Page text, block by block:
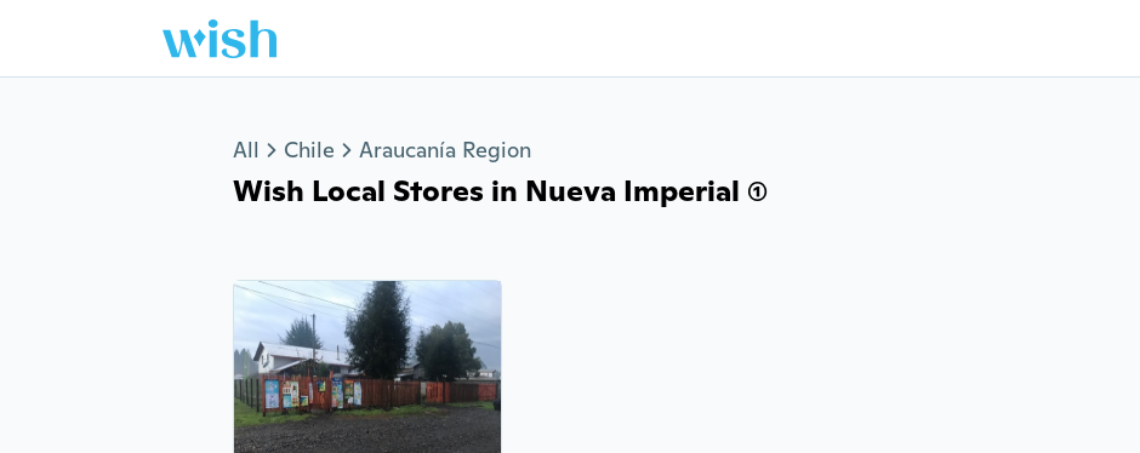
All Chile Araucanía Region
Wish Local Stores in Nueva Imperial (1)